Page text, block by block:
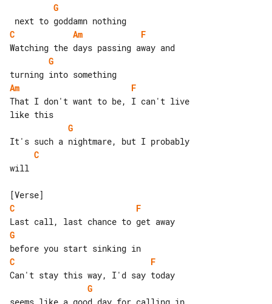
G
C
Am
F
G
Am
F
That I don't want to be, I can't live
G
C
will
C
F
G
C
F
G